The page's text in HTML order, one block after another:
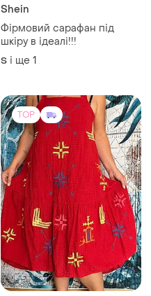
Shein
Фірмовий сарафан під
шкіру в ідеалі!!!
S і ще 1
TOP